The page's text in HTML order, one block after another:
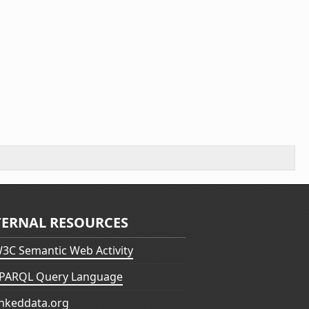
RESOURCES
Semantic Web Activity
Query Language